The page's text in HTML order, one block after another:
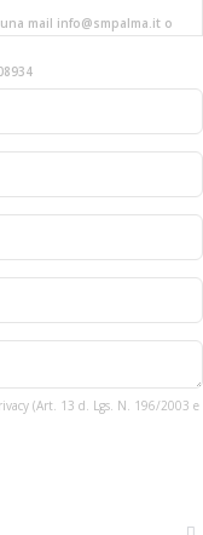
mail info@smpalma.it o
(Art. 13 d. Lgs. N. 196/2003 e